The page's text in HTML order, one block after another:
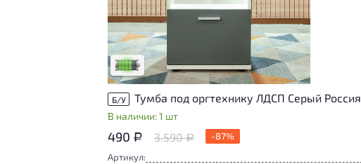
У товара присутствуют незначительные
следы эксплуатации, не влияющие на
удобство его использования
Низкая степень износа
Б/У Тумба под оргтехнику ЛДСП Серый Россия
В наличии: 1 шт
490 Р 3.590Р
-87%
Артикул: